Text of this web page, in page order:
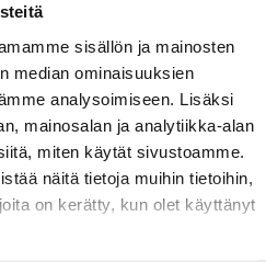
sisällön ja mainosten
median ominaisuuksien
analysoimiseen. Lisäksi
mainosalan ja analytiikka-alan
miten käytät sivustoamme.
näitä tietoja muihin tietoihin,
on kerätty, kun olet käyttänyt
app!